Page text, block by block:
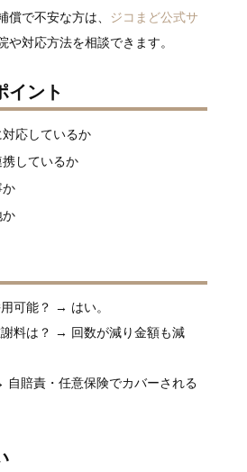
で不安な方は、 ジコまど公式サ
や対応方法を相談できます。
イント
応しているか
しているか
可能？ → はい。
料は？ → 回数が減り金額も減
賠責・任意保険でカバーされる